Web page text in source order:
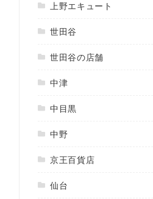
上野エキュート
世田谷
世田谷の店舗
中津
中目黒
中野
京王百貨店
仙台